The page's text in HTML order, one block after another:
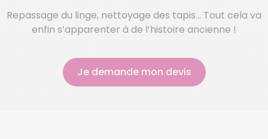
Repassage du linge, nettoyage des tapis… Tout cela va
enfin s’apparenter à de l’histoire ancienne !
Je demande mon devis